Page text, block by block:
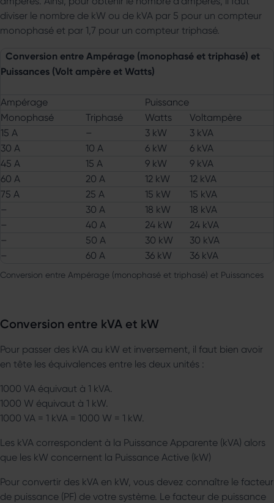
diviser le nombre de kW ou de kVA par 5 pour un compteur
monophasé et par 1,7 pour un compteur triphasé.
Conversion entre Ampérage (monophasé et triphasé) et
Puissances (Volt ampère et Watts)
Ampérage
Puissance
Monophasé
Triphasé Watts
Voltampère
15 A
– 3 kW
3 kVA
30 A
10 A 6 kW
6 kVA
45 A
15 A 9 kW
9 kVA
60 A
20 A 12 kW
12 kVA
75 A
25 A 15 kW
15 kVA
–
30 A 18 kW
18 kVA
–
40 A 24 kW
24 kVA
–
50 A 30 kW
30 kVA
–
60 A 36 kW 36 kVA
Conversion entre Ampérage (monophasé et triphasé) et Puissances
Conversion entre kVA et kW
Pour passer des kVA au kW et inversement, il faut bien avoir
en tête les équivalences entre les deux unités :
1000 VA équivaut à 1 kVA.
1000 W équivaut à 1 kW.
1000 VA = 1 kVA = 1000 W = 1 kW.
Les kVA correspondent à la Puissance Apparente (kVA) alors
que les kW concernent la Puissance Active (kW)
Pour convertir des kVA en kW, vous devez connaître le facteur
de puissance (PF) de votre système. Le facteur de puissance